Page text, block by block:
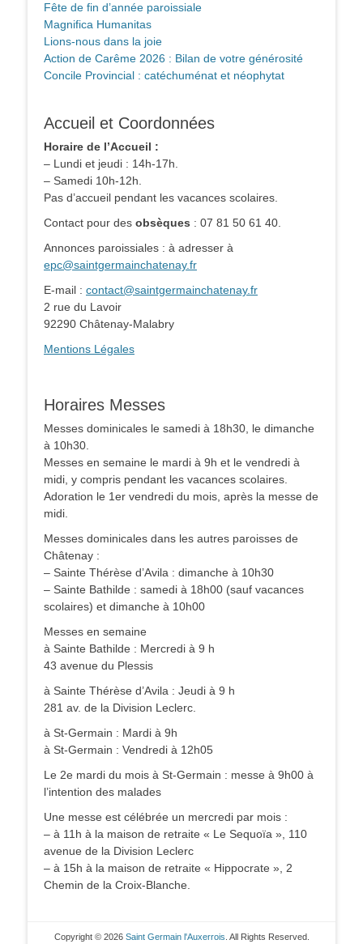
Fête de fin d’année paroissiale
Magnifica Humanitas
Lions-nous dans la joie
Action de Carême 2026 : Bilan de votre générosité
Concile Provincial : catéchuménat et néophytat
Accueil et Coordonnées
Horaire de l’Accueil :
– Lundi et jeudi : 14h-17h.
– Samedi 10h-12h.
Pas d’accueil pendant les vacances scolaires.
Contact pour des obsèques : 07 81 50 61 40.
Annonces paroissiales : à adresser à
epc@saintgermainchatenay.fr
E-mail : contact@saintgermainchatenay.fr
2 rue du Lavoir
92290 Châtenay-Malabry
Mentions Légales
Horaires Messes
Messes dominicales le samedi à 18h30, le dimanche
à 10h30.
Messes en semaine le mardi à 9h et le vendredi à
midi, y compris pendant les vacances scolaires.
Adoration le 1er vendredi du mois, après la messe de
midi.
Messes dominicales dans les autres paroisses de
Châtenay :
– Sainte Thérèse d’Avila : dimanche à 10h30
– Sainte Bathilde : samedi à 18h00 (sauf vacances
scolaires) et dimanche à 10h00
Messes en semaine
à Sainte Bathilde : Mercredi à 9 h
43 avenue du Plessis
à Sainte Thérèse d’Avila : Jeudi à 9 h
281 av. de la Division Leclerc.
à St-Germain : Mardi à 9h
à St-Germain : Vendredi à 12h05
Le 2e mardi du mois à St-Germain : messe à 9h00 à
l’intention des malades
Une messe est célébrée un mercredi par mois :
– à 11h à la maison de retraite « Le Sequoïa », 110
avenue de la Division Leclerc
– à 15h à la maison de retraite « Hippocrate », 2
Chemin de la Croix-Blanche.
Copyright © 2026 Saint Germain l'Auxerrois . All Rights Reserved.